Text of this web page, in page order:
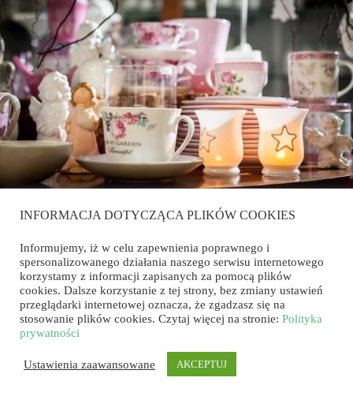
INFORMACJA DOTYCZĄCA PLIKÓW COOKIES
Informujemy, iż w celu zapewnienia poprawnego i
spersonalizowanego działania naszego serwisu internetowego
korzystamy z informacji zapisanych za pomocą plików
cookies. Dalsze korzystanie z tej strony, bez zmiany ustawień
przeglądarki internetowej oznacza, że zgadzasz się na
stosowanie plików cookies. Czytaj więcej na stronie: Polityka
prywatności
Ustawienia zaawansowane AKCEPTUJ